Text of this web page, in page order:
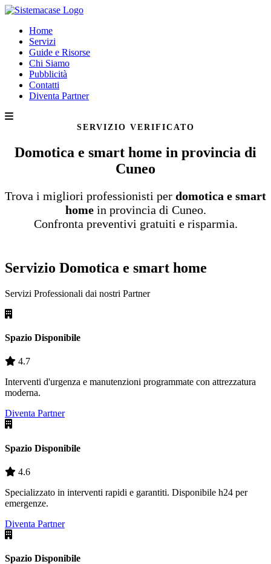
Home
Servizi
Guide e Risorse
Chi Siamo
Pubblicità
Contatti
Diventa Partner
SERVIZIO VERIFICATO
Domotica e smart home in provincia di
Cuneo
Trova i migliori professionisti per domotica e smart
home in provincia di Cuneo.
Confronta preventivi gratuiti e risparmia.
Servizio Domotica e smart home
Servizi Professionali dai nostri Partner
Spazio Disponibile
4.7
Interventi d'urgenza e manutenzioni programmate con attrezzatura
moderna.
Diventa Partner
Spazio Disponibile
4.6
Specializzato in interventi rapidi e garantiti. Disponibile h24 per
emergenze.
Diventa Partner
Spazio Disponibile